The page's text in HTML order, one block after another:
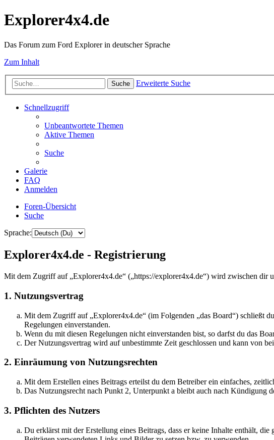
Explorer4x4.de
Das Forum zum Ford Explorer in deutscher Sprache
Zum Inhalt
Suche Erweiterte Suche
Schnellzugriff
Unbeantwortete Themen
Aktive Themen
Suche
Galerie
FAQ
Anmelden
Foren-Übersicht
Suche
Sprache:
Explorer4x4.de - Registrierung
Mit dem Zugriff auf „Explorer4x4.de“ („https://explorer4x4.de“) wird zwischen dir
1. Nutzungsvertrag
Mit dem Zugriff auf „Explorer4x4.de“ (im Folgenden „das Board“) schließt
Regelungen einverstanden.
Wenn du mit diesen Regelungen nicht einverstanden bist, so darfst du das
Der Nutzungsvertrag wird auf unbestimmte Zeit geschlossen und kann von
2. Einräumung von Nutzungsrechten
Mit dem Erstellen eines Beitrags erteilst du dem Betreiber ein einfaches,
Das Nutzungsrecht nach Punkt 2, Unterpunkt a bleibt auch nach Kündigung
3. Pflichten des Nutzers
Du erklärst mit der Erstellung eines Beitrags, dass er keine Inhalte enthält,